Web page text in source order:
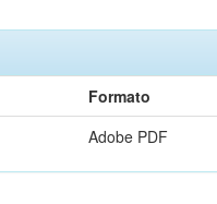
Formato
Adobe PDF